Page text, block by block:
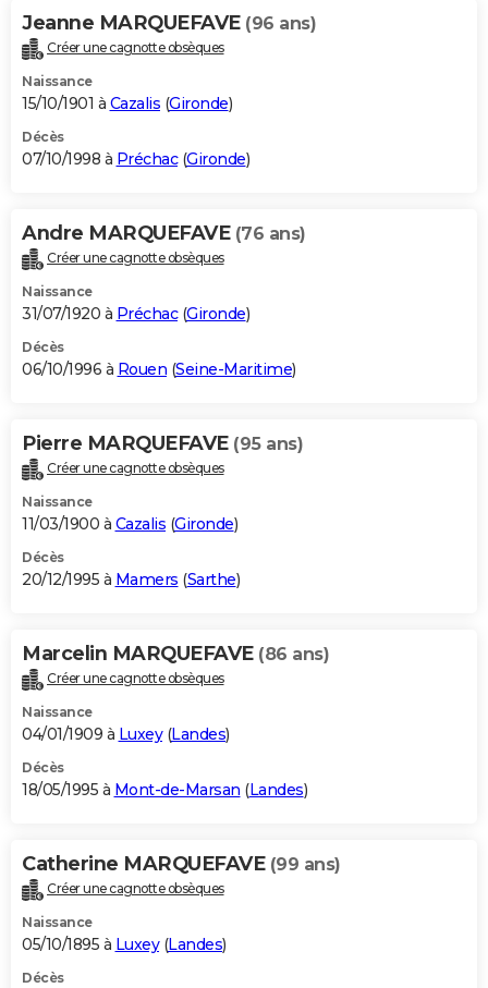
Jeanne MARQUEFAVE (96 ans)
Créer une cagnotte obsèques
Naissance
15/10/1901 à Cazalis (Gironde)
Décès
07/10/1998 à Préchac(Gironde)
Andre MARQUEFAVE (76 ans)
Créer une cagnotte obsèques
Naissance
31/07/1920 à Préchac(Gironde)
Décès
06/10/1996 à Rouen (Seine-Maritime)
Pierre MARQUEFAVE (95 ans)
Créer une cagnotte obsèques
Naissance
11/03/1900 à Cazalis (Gironde)
Décès
20/12/1995 à Mamers (Sarthe)
Marcelin MARQUEFAVE (86 ans)
Créer une cagnotte obsèques
Naissance
04/01/1909 à Luxey(Landes)
Décès
18/05/1995 à Mont-de-Marsan (Landes)
Catherine MARQUEFAVE (99 ans)
Créer une cagnotte obsèques
Naissance
05/10/1895 à Luxey(Landes)
Décès